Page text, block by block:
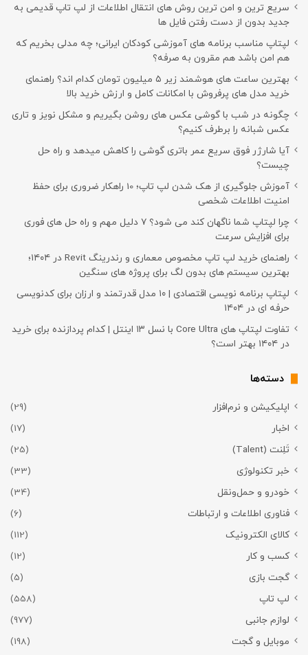
سریع ترین و امن ترین روش های انتقال اطلاعات از لپ تاپ قدیمی به
جدید بدون از دست رفتن فایل ها
لپتاپ مناسب برنامه های آموزشی کودکان ایرانی؛ چه مدلی بخریم که
هم امن باشد هم مقرون به صرفه؟
بهترین ساعت های هوشمند زیر ۵ میلیون تومان کدام اند؟ راهنمای
خرید مدل های پرفروش با امکانات کامل و ارزش خرید بالا
چگونه در شب با گوشی عکس های روشن بگیریم و مشکل نویز و تاری
عکس شبانه را برطرف کنیم؟
آیا شارژر فوق سریع عمر باتری گوشی را کاهش میدهد و راه حل
چیست؟
آموزش جلوگیری از هک شدن لپ تاپ؛ 10 راهکار ضروری برای حفظ
امنیت اطلاعات شخصی
چرا لپتاپ شما ناگهان کند می شود؟ ۷ دلیل مهم و راه حل های فوری
برای افزایش سرعت
راهنمای خرید لپ تاپ مخصوص معماری و رندرینگ Revit در ۱۴۰۴؛
بهترین سیستم های بدون لگ برای پروژه های سنگین
لپتاپ برنامه نویسی اقتصادی | ۱۰ مدل قدرتمند و ارزان برای کدنویسی
حرفه ای در ۱۴۰۴
تفاوت لپتاپ های Core Ultra با نسل ۱۳ اینتل | کدام پردازنده برای خرید
در ۱۴۰۴ بهتر است؟
دسته‌ها
اپلیکیشن و نرم‌افزار
(29)
اخبار
(17)
تَلِنت (Talent)
(25)
خبر تکنولوژی
(33)
خودرو و حمل‌و‌نقل
(34)
فناوری اطلاعات و ارتباطات
(6)
کالای الکترونیک
(112)
کسب و کار
(12)
گجت بازی
(5)
لپ تاپ
(558)
لوازم جانبی
(977)
موبایل و گجت
(198)